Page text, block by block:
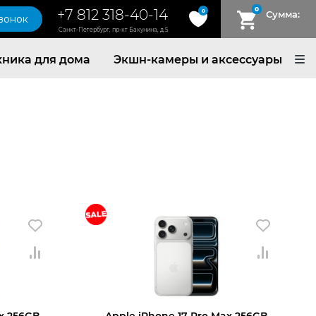
+7 812 318-40-14
Санкт-Петербург, пр-кт Бакунина, д.5
0 0 Сумма:
для дома Экшн-камеры и аксессуары